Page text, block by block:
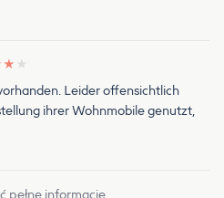
★ ★
Leider offensichtlich
ihrer Wohnmobile genutzt,
pełne informacje